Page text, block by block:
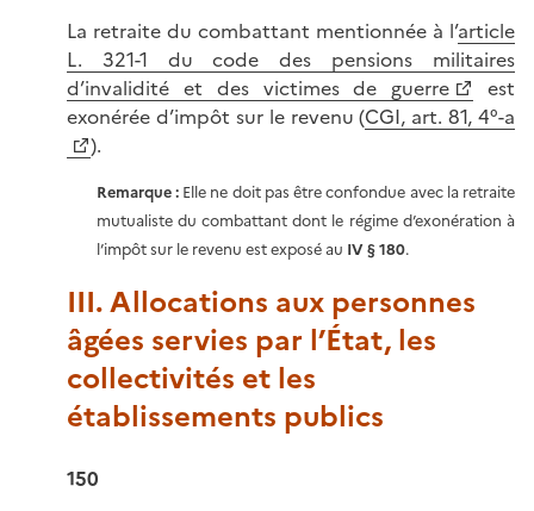
La retraite du combattant mentionnée à l’article
L. 321-1 du code des pensions militaires
d’invalidité et des victimes de guerre
est
exonérée d’impôt sur le revenu (CGI, art. 81, 4°-a
).
Remarque : Elle ne doit pas être confondue avec la retraite
mutualiste du combattant dont le régime d’exonération à
l’impôt sur le revenu est exposé au IV § 180.
III. Allocations aux personnes
âgées servies par l’État, les
collectivités et les
établissements publics
150